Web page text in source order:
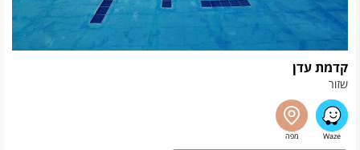
קדמת עדן
שזור